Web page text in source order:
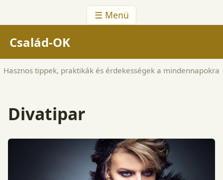
☰ Menü
Család-OK
Hasznos tippek, praktikák és érdekességek a mindennapokra
Divatipar